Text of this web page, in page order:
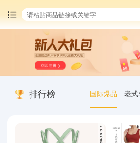
中国商品代购
集运服务排行榜 国际爆品 老式